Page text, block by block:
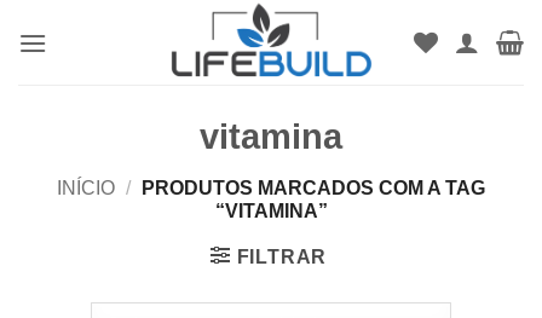
vitamina
INÍCIO /
PRODUTOS MARCADOS COM A TAG
“VITAMINA”
FILTRAR